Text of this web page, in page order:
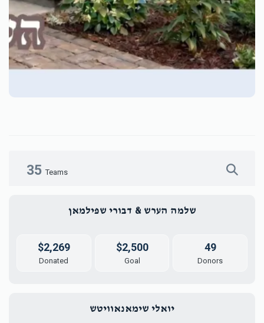
35Teams
שלמה הערש & דבורי שפילמאן
$2,269
Donated
$2,500
Goal
49
Donors
יואלי שימאנאוויטש